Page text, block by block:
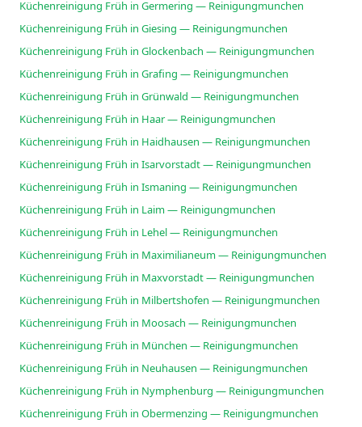
Küchenreinigung Früh in Germering — Reinigungmunchen
Küchenreinigung Früh in Giesing — Reinigungmunchen
Küchenreinigung Früh in Glockenbach — Reinigungmunchen
Küchenreinigung Früh in Grafing — Reinigungmunchen
Küchenreinigung Früh in Grünwald — Reinigungmunchen
Küchenreinigung Früh in Haar — Reinigungmunchen
Küchenreinigung Früh in Haidhausen — Reinigungmunchen
Küchenreinigung Früh in Isarvorstadt — Reinigungmunchen
Küchenreinigung Früh in Ismaning — Reinigungmunchen
Küchenreinigung Früh in Laim — Reinigungmunchen
Küchenreinigung Früh in Lehel — Reinigungmunchen
Küchenreinigung Früh in Maximilianeum — Reinigungmunchen
Küchenreinigung Früh in Maxvorstadt — Reinigungmunchen
Küchenreinigung Früh in Milbertshofen — Reinigungmunchen
Küchenreinigung Früh in Moosach — Reinigungmunchen
Küchenreinigung Früh in München — Reinigungmunchen
Küchenreinigung Früh in Neuhausen — Reinigungmunchen
Küchenreinigung Früh in Nymphenburg — Reinigungmunchen
Küchenreinigung Früh in Obermenzing — Reinigungmunchen